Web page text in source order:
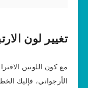
تغيير لون
مع كون اللونين
الأرجواني، فإليك